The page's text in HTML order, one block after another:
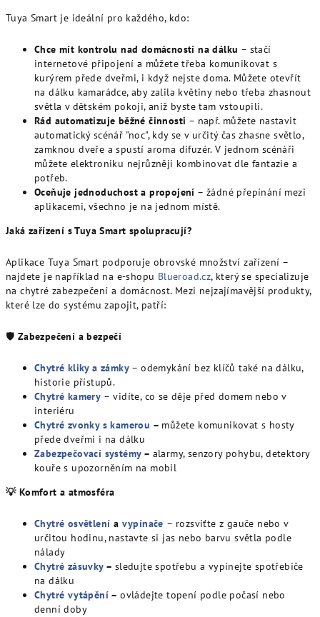
Tuya Smart je ideální pro každého, kdo:
Chce mít kontrolu nad domácností na dálku – stačí
internetové připojení a můžete třeba komunikovat s
kurýrem přede dveřmi, i když nejste doma. Můžete otevřít
na dálku kamarádce, aby zalila květiny nebo třeba zhasnout
světla v dětském pokoji, aniž byste tam vstoupili.
Rád automatizuje běžné činnosti – např. můžete nastavit
automatický scénář "noc", kdy se v určitý čas zhasne světlo,
zamknou dveře a spustí aroma difuzér. V jednom scénáři
můžete elektroniku nejrůzněji kombinovat dle fantazie a
potřeb.
Oceňuje jednoduchost a propojení – žádné přepínání mezi
aplikacemi, všechno je na jednom místě.
Jaká zařízení s Tuya Smart spolupracují?
Aplikace Tuya Smart podporuje obrovské množství zařízení –
najdete je například na e-shopu Blueroad.cz, který se specializuje
na chytré zabezpečení a domácnost. Mezi nejzajímavější produkty,
které lze do systému zapojit, patří:
🛡️ Zabezpečení a bezpečí
Chytré kliky a zámky – odemykání bez klíčů také na dálku,
historie přístupů.
Chytré kamery – vidíte, co se děje před domem nebo v
interiéru
Chytré zvonky s kamerou – můžete komunikovat s hosty
přede dveřmi i na dálku
Zabezpečovací systémy – alarmy, senzory pohybu, detektory
kouře s upozorněním na mobil
💡 Komfort a atmosféra
Chytré osvětlení a vypínače – rozsviťte z gauče nebo v
určitou hodinu, nastavte si jas nebo barvu světla podle
nálady
Chytré zásuvky – sledujte spotřebu a vypínejte spotřebiče
na dálku
Chytré vytápění – ovládejte topení podle počasí nebo
denní doby